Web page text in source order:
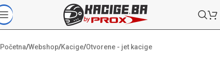
Početna/Webshop/Kacige/Otvorene - jet kacige